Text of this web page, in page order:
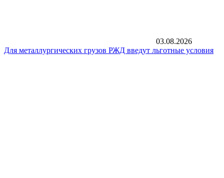
03.08.2026
Для металлургических грузов РЖД введут льготные условия